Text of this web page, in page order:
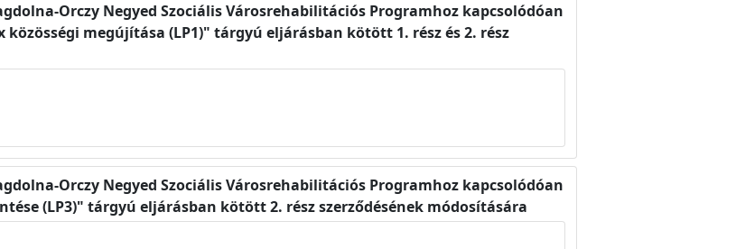
Orczy Negyed Szociális Városrehabilitációs Programhoz kapcsolódóan
megújítása (LP1)" tárgyú eljárásban kötött 1. rész és 2. rész
Orczy Negyed Szociális Városrehabilitációs Programhoz kapcsolódóan
(LP3)" tárgyú eljárásban kötött 2. rész szerződésének módosítására